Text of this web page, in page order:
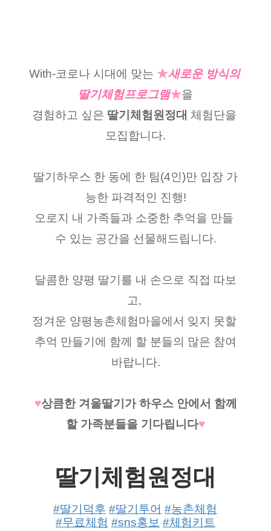
With-코로나 시대에 맞는 ★새로운 방식의
딸기체험프로그램★을
경험하고 싶은 딸기체험원정대 체험단을
모집합니다.
딸기하우스 한 동에 한 팀(4인)만 입장 가
능한 파격적인 진행!
오로지 내 가족들과 소중한 추억을 만들
수 있는 공간을 선물해드립니다.
달콤한 양평 딸기를 내 손으로 직접 따보
고,
정겨운 양평농촌체험마을에서 잊지 못할
추억 만들기에 함께 할 분들의 많은 참여
바랍니다.
♥상큼한 겨울딸기가 하우스 안에서 함께
할 가족분들을 기다립니다♥
딸기체험원정대
#딸기덕후 #딸기투어 #농촌체험
#무료체험 #sns홍보 #체험키트